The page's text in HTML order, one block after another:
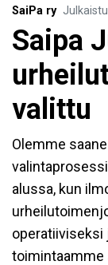
SaiPa ry Julkaistu
Saipa
valittu
Olemme
alussa, kun
operatiiviseksi
toimintaamme